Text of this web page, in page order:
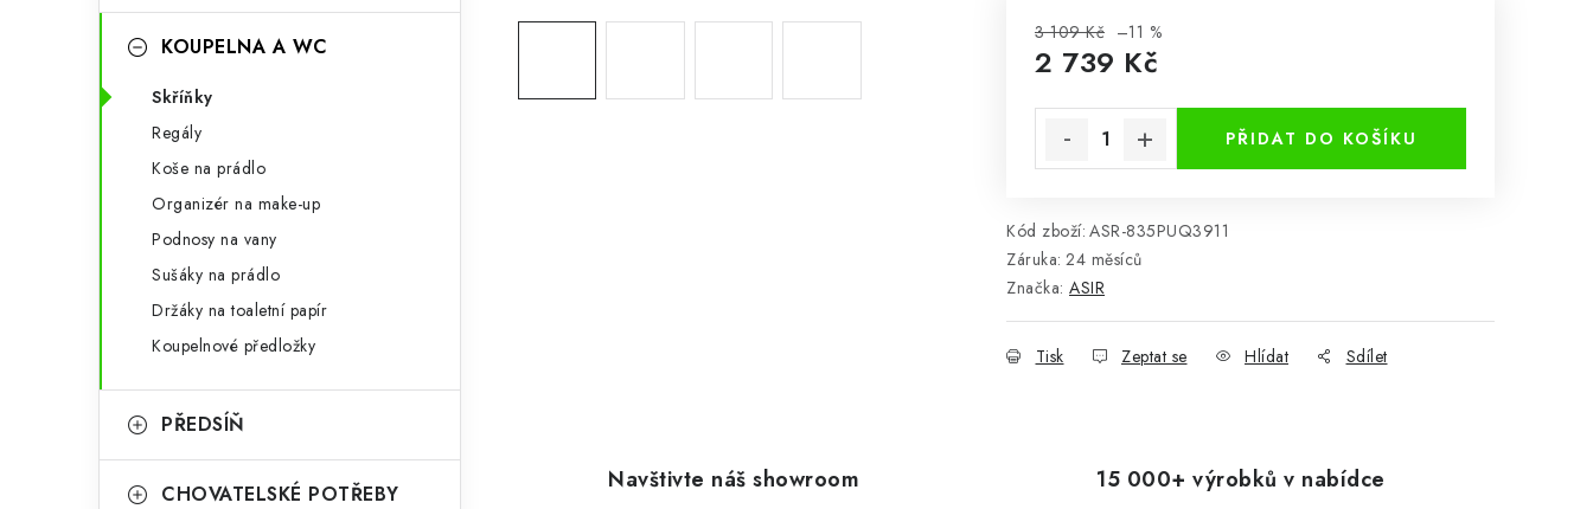
p
KOUPELNA A WC
Skříňky
Regály
Koše na prádlo
Organizér na make-up
Podnosy na vany
Sušáky na prádlo
Držáky na toaletní papír
Koupelnové předložky
PŘEDSÍŇ
CHOVATELSKÉ POTŘEBY
3 109 Kč –11 %
2 739 Kč
PŘIDAT DO KOŠÍKU
Kód zboží: ASR-835PUQ3911
Záruka: 24 měsíců
Značka: ASIR
Tisk Zeptat se Hlídat Sdílet
Navštivte náš showroom 15 000+ výrobků v nabídce